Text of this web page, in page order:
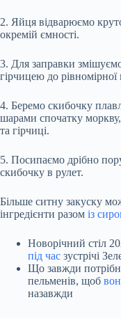
2. Яйця відварюємо
окремій ємності.
3. Для заправки
гірчицею до рівномірної
4. Беремо скибочку
шарами спочатку моркву,
та гірчиці.
5. Посипаємо дрібно
скибочку в рулет.
Більше ситну закуску
інгредієнти разом із
Новорічний стіл
під час зустрічі
Що завжди
пельменів, щоб
назавжди